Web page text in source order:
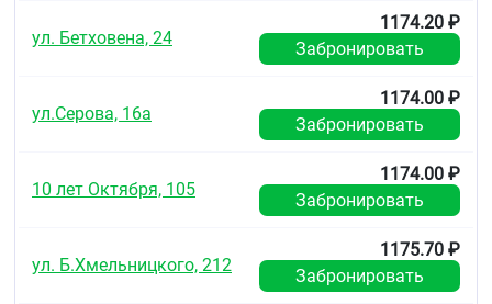
Лозартан
внутрь и подвергается пресистемному
метаболизму с образованием активного
метаболита карбоновой кислоты, а также других
биодоступность лозартана в форме таблеток
составляет приблизительно 33 %. Средние
активного метаболита достигаются через 1 и 3-4 ч,
соответственно. При применении лозартана
одновременно со стандартизированной пищей не
ул. Бетховена, 24
1174.20 ₽
Забронировать
ул.Серова, 16а
1174.00 ₽
Забронировать
10 лет Октября, 105
1174.00 ₽
Забронировать
ул. Б.Хмельницкого, 212
1175.70 ₽
Забронировать